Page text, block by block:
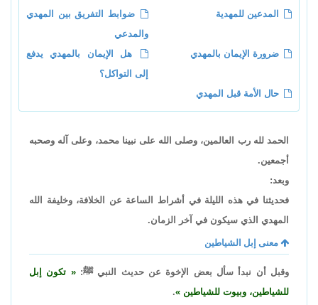
المدعين للمهدية
ضوابط التفريق بين المهدي
والمدعي
ضرورة الإيمان بالمهدي
هل الإيمان بالمهدي يدفع
إلى التواكل؟
حال الأمة قبل المهدي
الحمد لله رب العالمين، وصلى الله على نبينا محمد، وعلى آله وصحبه
أجمعين.
وبعد:
فحديثنا في هذه الليلة في أشراط الساعة عن الخلافة، وخليفة الله
المهدي الذي سيكون في آخر الزمان.
معنى إبل الشياطين
وقبل أن نبدأ سأل بعض الإخوة عن حديث النبي ﷺ:
تكون إبل
للشياطين، وبيوت للشياطين
.